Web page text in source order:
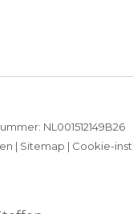
NL001512149B26
| Sitemap | Cookie-